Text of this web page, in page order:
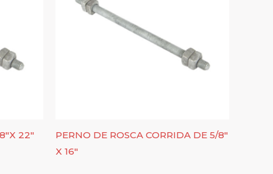
22″
PERNO DE ROSCA CORRIDA DE 5/8″
X 16″